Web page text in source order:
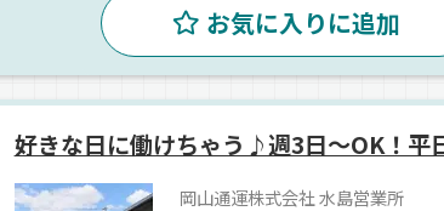
お気に入りに追加
好きな日に働けちゃう♪週3日～OK！平
岡山通運株式会社 水島営業所